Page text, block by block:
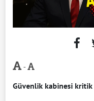
-
Güvenlik kabinesi